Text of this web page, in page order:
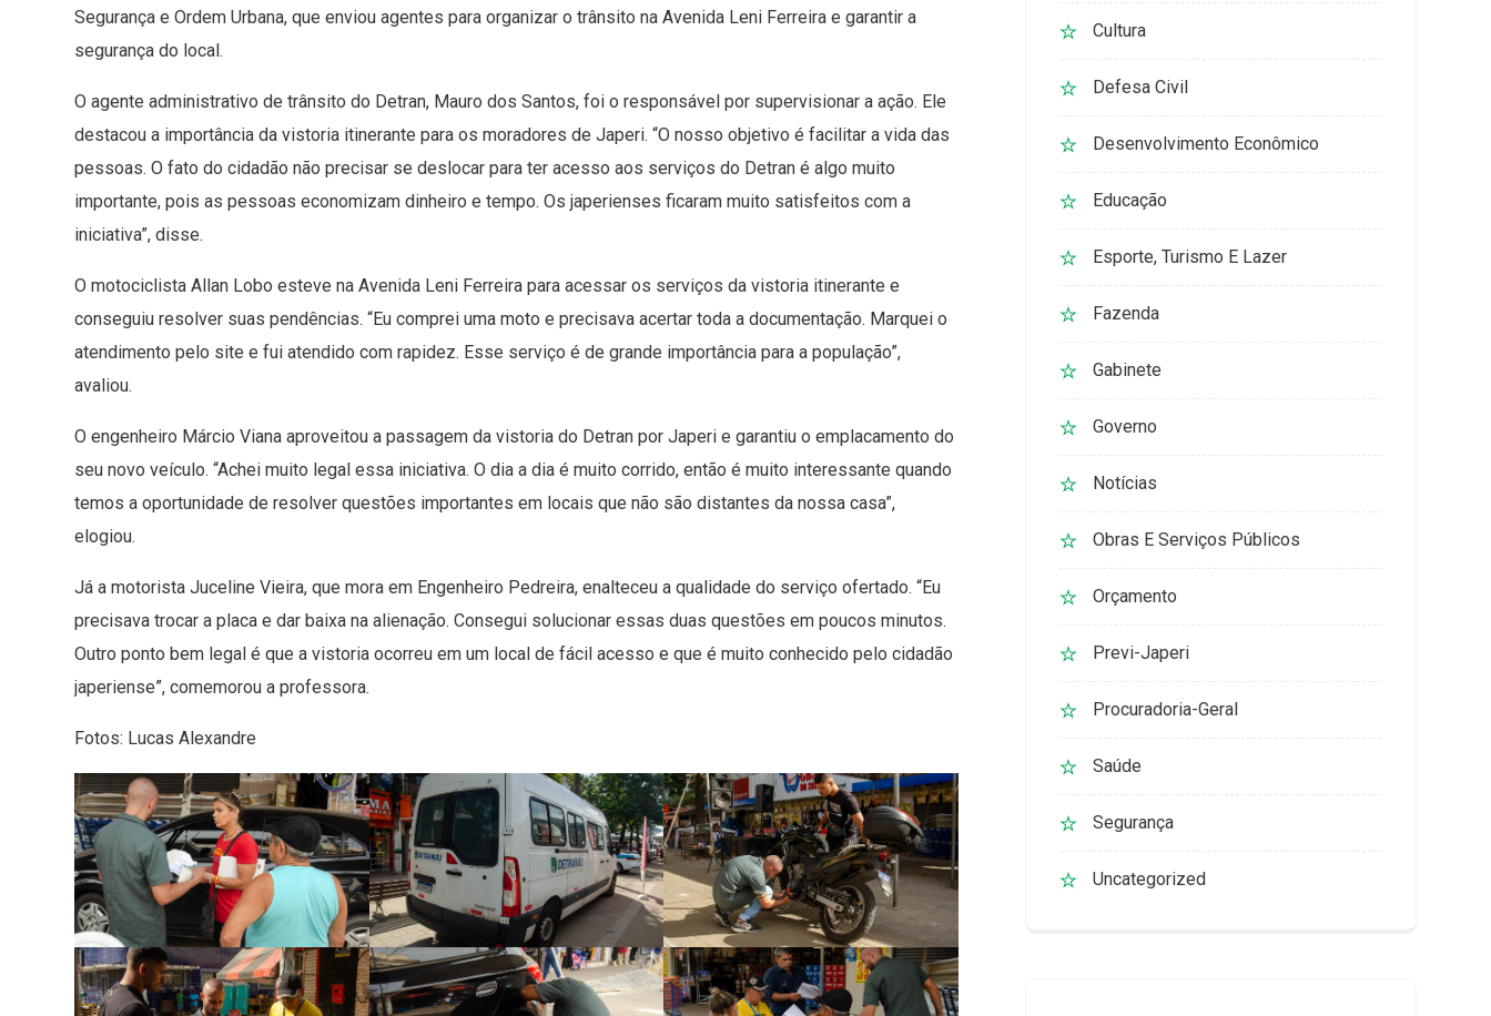
Segurança e Ordem Urbana, que enviou agentes para organizar o trânsito na Avenida Leni Ferreira e garantir a
segurança do local.
O agente administrativo de trânsito do Detran, Mauro dos Santos, foi o responsável por supervisionar a ação. Ele
destacou a importância da vistoria itinerante para os moradores de Japeri. “O nosso objetivo é facilitar a vida das
pessoas. O fato do cidadão não precisar se deslocar para ter acesso aos serviços do Detran é algo muito
importante, pois as pessoas economizam dinheiro e tempo. Os japerienses ficaram muito satisfeitos com a
iniciativa”, disse.
O motociclista Allan Lobo esteve na Avenida Leni Ferreira para acessar os serviços da vistoria itinerante e
conseguiu resolver suas pendências. “Eu comprei uma moto e precisava acertar toda a documentação. Marquei o
atendimento pelo site e fui atendido com rapidez. Esse serviço é de grande importância para a população”,
avaliou.
O engenheiro Márcio Viana aproveitou a passagem da vistoria do Detran por Japeri e garantiu o emplacamento do
seu novo veículo. “Achei muito legal essa iniciativa. O dia a dia é muito corrido, então é muito interessante quando
temos a oportunidade de resolver questões importantes em locais que não são distantes da nossa casa”,
elogiou.
Já a motorista Juceline Vieira, que mora em Engenheiro Pedreira, enalteceu a qualidade do serviço ofertado. “Eu
precisava trocar a placa e dar baixa na alienação. Consegui solucionar essas duas questões em poucos minutos.
Outro ponto bem legal é que a vistoria ocorreu em um local de fácil acesso e que é muito conhecido pelo cidadão
japeriense”, comemorou a professora.
Fotos: Lucas Alexandre
Cultura
Defesa Civil
Desenvolvimento Econômico
Educação
Esporte, Turismo E Lazer
Fazenda
Gabinete
Governo
Notícias
Obras E Serviços Públicos
Orçamento
Previ-Japeri
Procuradoria-Geral
Saúde
Segurança
Uncategorized